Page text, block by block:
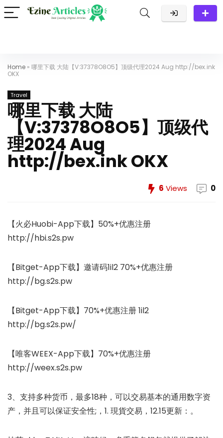
Home » 哪里下载 大陆【V:37378O8O5】顶级代理2024 Aug http://bex.ink
OKX
Travel
哪里下载 大陆
【V:37378O8O5】顶级代
理2024 Aug
http://bex.ink OKX
6 Views 0
【火必Huobi-App下载】50%+优惠注册
http://hbi.s2s.pw
【Bitget-App下载】邀请码1il2 70%+优惠注册
http://bg.s2s.pw
【Bitget-App下载】70%+优惠注册 1il2
http://bg.s2s.pw/
【唯客WEEX-App下载】70%+优惠注册
http://weex.s2s.pw
3、支持多种货币，最多18种，可以交易基本的通用数字资
产，并且可以保证安全性;，1. 現貨交易，12.15更新：。